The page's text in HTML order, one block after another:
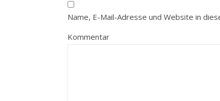
Name, E-Mail-Adresse und Website in
Kommentar